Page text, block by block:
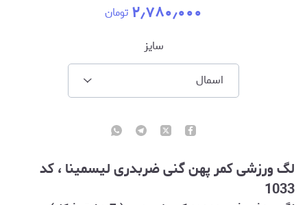
۲٫۷۸۰٫۰۰۰ تومان
سایز
اسمال
لگ ورزشی کمر پهن گنی ضربدری لیسمینا ، کد
1033